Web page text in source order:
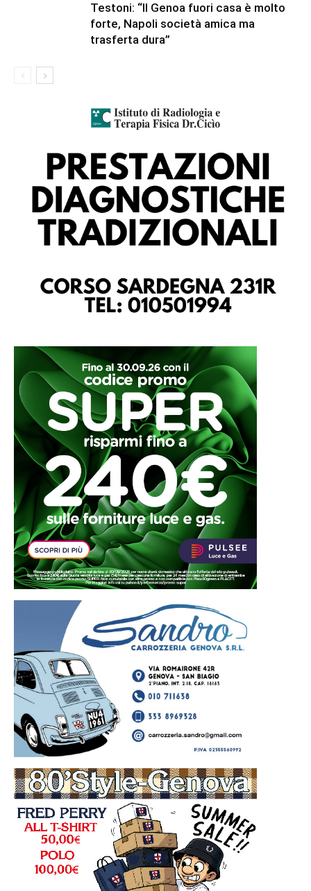
Testoni: “Il Genoa fuori casa è molto
forte, Napoli società amica ma
trasferta dura”